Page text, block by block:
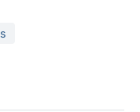
látogatásra a
– ekkor
nyomasztó,
méltó időjárási